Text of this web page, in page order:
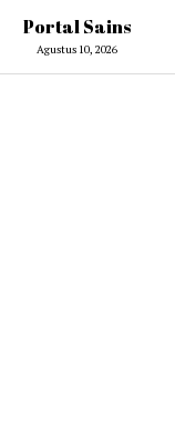
Portal Sains
Agustus 10, 2026